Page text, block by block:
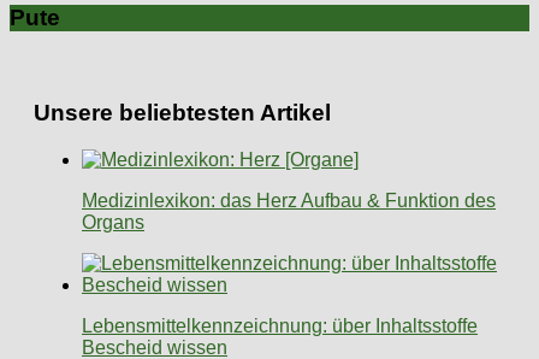
Pute
Unsere beliebtesten Artikel
Medizinlexikon: das Herz Aufbau & Funktion des
Organs
Lebensmittelkennzeichnung: über Inhaltsstoffe
Bescheid wissen